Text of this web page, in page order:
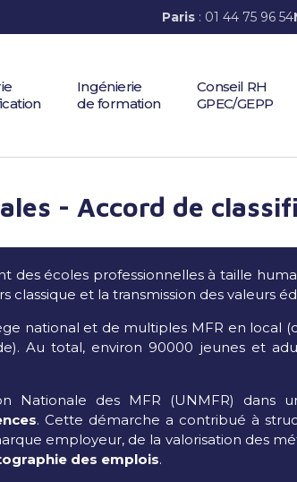
Paris : 01 44 75 96 54
Ingénierie
de formation
Conseil RH
GPEC/GEPP
- Accord de
des écoles professionnelles à taille
classique et la transmission des valeurs
national et de multiples MFR en local
Au total, environ 90000 jeunes et
Nationale des MFR (UNMFR) dans
. Cette démarche a contribué à
employeur, de la valorisation des
des emplois.